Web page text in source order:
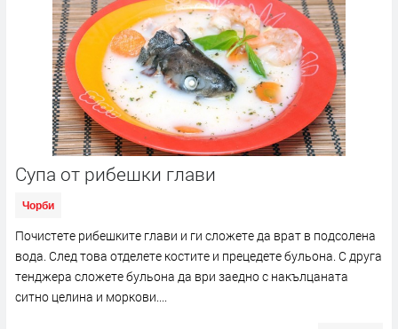
Супа от рибешки глави
Чорби
Почистете рибешките глави и ги сложете да врат в подсолена
вода. След това отделете костите и прецедете бульона. С друга
тенджера сложете бульона да ври заедно с накълцаната
ситно целина и моркови....